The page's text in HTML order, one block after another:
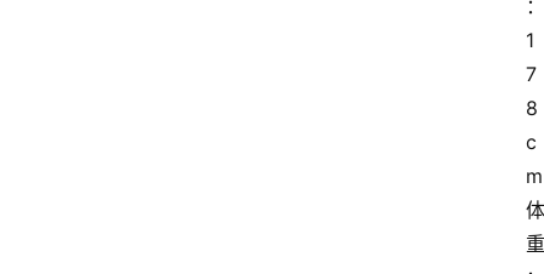
：
1
7
8
c
m
体
重